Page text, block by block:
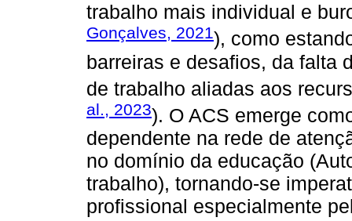
trabalho mais individual e
Gonçalves, 2021), como
barreiras e desafios, da falta
de trabalho aliadas aos
al., 2023). O ACS emerge
dependente na rede de
no domínio da educação
trabalho), tornando-se
profissional especialmente